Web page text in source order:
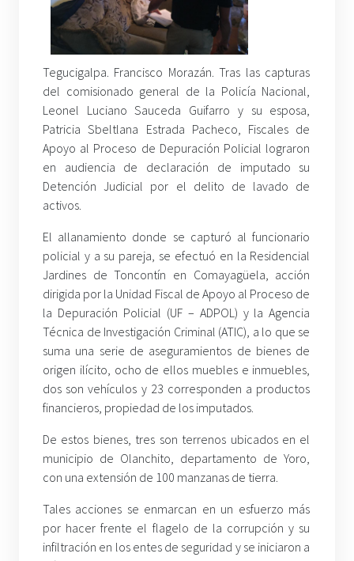
Tegucigalpa. Francisco Morazán. Tras las capturas
del comisionado general de la Policía Nacional,
Leonel Luciano Sauceda Guifarro y su esposa,
Patricia Sbeltlana Estrada Pacheco, Fiscales de
Apoyo al Proceso de Depuración Policial lograron
en audiencia de declaración de imputado su
Detención Judicial por el delito de lavado de
activos.
El allanamiento donde se capturó al funcionario
policial y a su pareja, se efectuó en la Residencial
Jardines de Toncontín en Comayagüela, acción
dirigida por la Unidad Fiscal de Apoyo al Proceso de
la Depuración Policial (UF – ADPOL) y la Agencia
Técnica de Investigación Criminal (ATIC), a lo que se
suma una serie de aseguramientos de bienes de
origen ilícito, ocho de ellos muebles e inmuebles,
dos son vehículos y 23 corresponden a productos
financieros, propiedad de los imputados.
De estos bienes, tres son terrenos ubicados en el
municipio de Olanchito, departamento de Yoro,
con una extensión de 100 manzanas de tierra.
Tales acciones se enmarcan en un esfuerzo más
por hacer frente el flagelo de la corrupción y su
infiltración en los entes de seguridad y se iniciaron a